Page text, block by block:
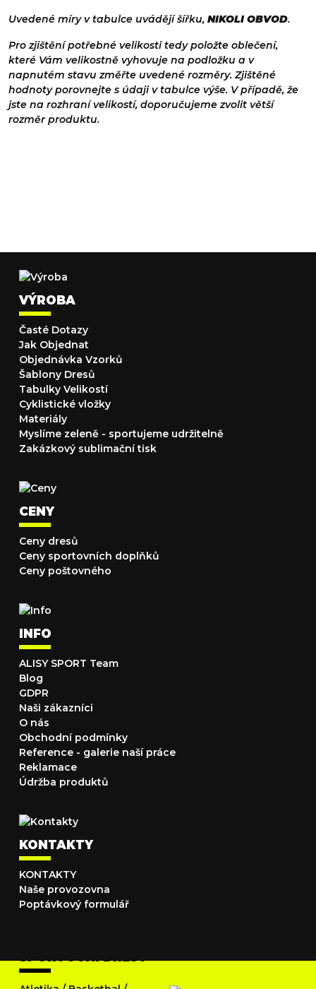
Uvedené míry v tabulce uvádějí šířku, NIKOLI OBVOD.
Pro zjištění potřebné velikosti tedy položte oblečení,
které Vám velikostně vyhovuje na podložku a v
napnutém stavu změřte uvedené rozměry. Zjištěné
hodnoty porovnejte s údaji v tabulce výše. V případě, že
jste na rozhraní velikostí, doporučujeme zvolit větší
rozměr produktu.
VÝROBA
Časté Dotazy
Jak Objednat
Objednávka Vzorků
Šablony Dresů
Tabulky Velikostí
Cyklistické vložky
Materiály
Myslíme zeleně - sportujeme udržitelně
Zakázkový sublimační tisk
CENY
Ceny dresů
Ceny sportovních doplňků
Ceny poštovného
INFO
ALISY SPORT Team
Blog
GDPR
Naši zákazníci
O nás
Obchodní podmínky
Reference - galerie naší práce
Reklamace
Údržba produktů
KONTAKTY
KONTAKTY
Naše provozovna
Poptávkový formulář
SPORTOVNÍ DRESY